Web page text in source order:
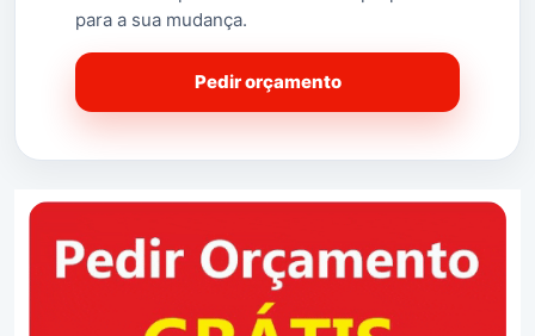
que projectaram além-fronteiras o nome desta terra,
destacando-se no panorama artístico a figura
Carmem Miranda
Belmiro
de Azevedo
, no mundo da ciência, o
historiadorAníbal Barreirae no campo religioso o
face voltada para o Norte, para a Serra da
Aboboreira.
(Saber Mais…)
para a sua mudança.
Pedir orçamento